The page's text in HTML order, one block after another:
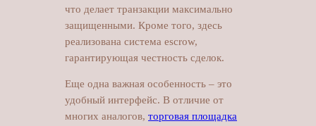
что делает транзакции максимально
защищенными. Кроме того, здесь
реализована система escrow,
гарантирующая честность сделок.
Еще одна важная особенность – это
удобный интерфейс. В отличие от
многих аналогов, торговая площадка